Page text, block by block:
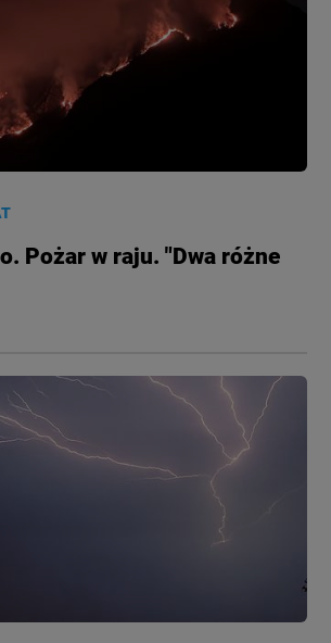
Pożar w raju. "Dwa różne